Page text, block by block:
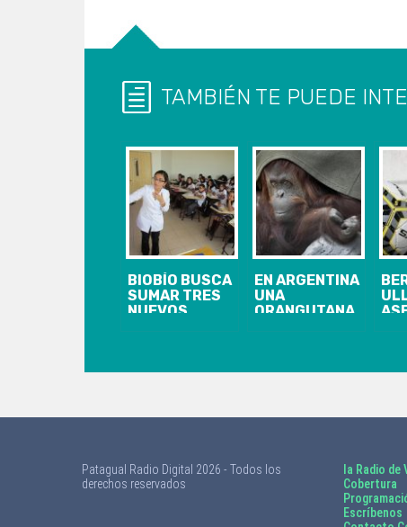
TAMBIÉN TE PUEDE
BIOBÍO BUSCA
SUMAR TRES
NUEVOS
EN ARGENTINA
UNA
ORANGUTANA
«PERSONA»
Patagual Radio Digital 2026 - Todos los
derechos reservados
la Radio de
Cobertura
Escríbenos